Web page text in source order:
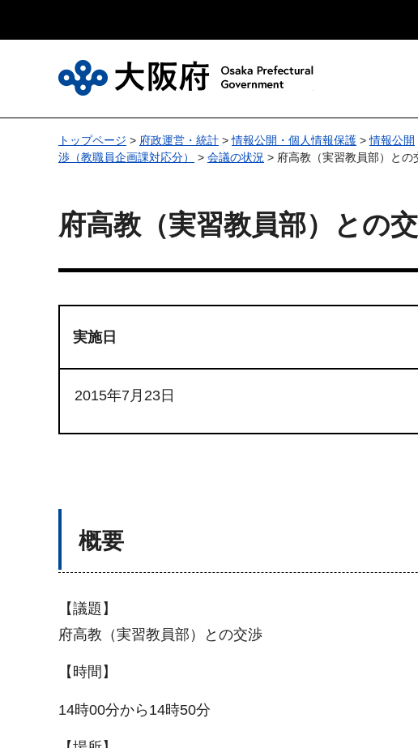
トップページ > 府政運営・統計 >情報公開・個人情報保護 >情報公開
渉（教職員企画課対応分）
> 会議の状況 > 府高教（実習教員部）との
府高教（実習教員部）との
実施日
2015年7月23日
概要
【議題】
府高教（実習教員部）との交渉
【時間】
14時00分から14時50分